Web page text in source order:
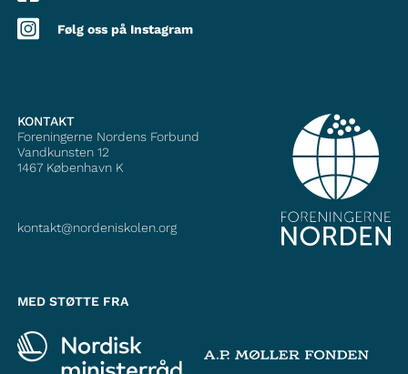
Følg oss på Instagram
KONTAKT
Foreningerne Nordens Forbund
Vandkunsten 12
1467 København K
kontakt@nordeniskolen.org
MED STØTTE FRA